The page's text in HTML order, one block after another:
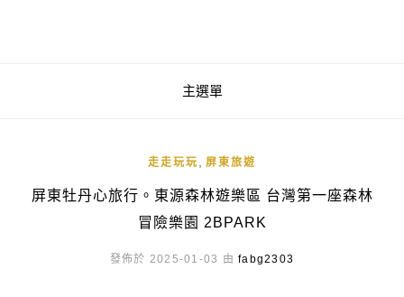
主選單
走走玩玩 屏東旅遊
屏東牡丹心旅行。東源森林遊樂區 台灣第一座森林
冒險樂園 2BPARK
發佈於 2025-01-03 由fabg2303